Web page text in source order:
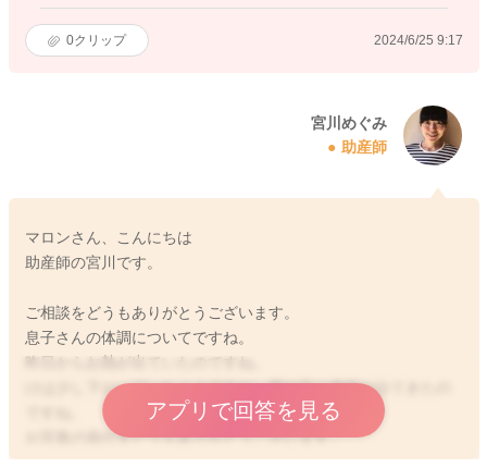
0クリップ 2024/6/25 9:17
宮川めぐみ
助産師
マロンさん、こんにちは
助産師の宮川です。
ご相談をどうもありがとうございます。
息子さんの体調についてですね。
昨日からお熱が出ていたのですね。
けは少し下がっていたようですが、腕や足に発疹が出てきたの
お写真の添付をどうもありがとうございます。
拝見いたしましたが、手足口病ということもないかな？と思い
アプリで回答を見る